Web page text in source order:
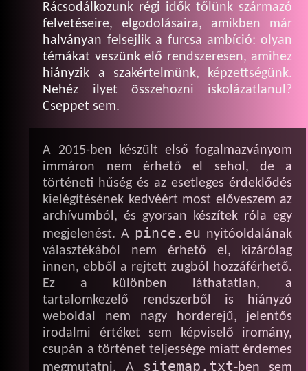
Rácsodálkozunk régi idők tőlünk származó
felvetéseire, elgodolásaira, amikben már
halványan felsejlik a furcsa ambíció: olyan
témákat veszünk elő rendszeresen, amihez
hiányzik a szakértelmünk, képzettségünk.
Nehéz ilyet összehozni iskolázatlanul?
Cseppet sem.
A 2015-ben készült első fogalmazványom
immáron nem érhető el sehol, de a
történeti hűség és az esetleges érdeklődés
kielégítésének kedvéért most előveszem az
archívumból, és gyorsan készítek róla egy
megjelenést. A pince.eu nyitóoldalának
választékából nem érhető el, kizárólag
innen, ebből a rejtett zugból hozzáférhető.
Ez a különben láthatatlan, a
tartalomkezelő rendszerből is hiányzó
weboldal nem nagy horderejű, jelentős
irodalmi értéket sem képviselő iromány,
csupán a történet teljessége miatt érdemes
megmutatni. A
sitemap.txt-ben sem